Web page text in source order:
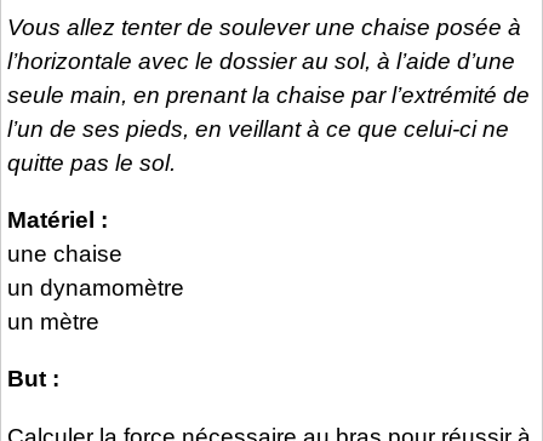
Vous allez tenter de soulever une chaise posée à
l’horizontale avec le dossier au sol, à l’aide d’une
seule main, en prenant la chaise par l’extrémité de
l’un de ses pieds, en veillant à ce que celui-ci ne
quitte pas le sol.
Matériel :
une chaise
un dynamomètre
un mètre
But :